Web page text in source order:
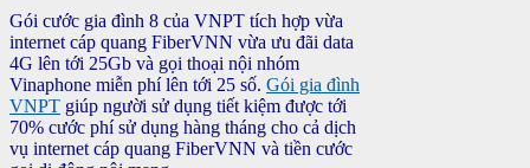
Gói cước gia đình 8 của VNPT tích hợp vừa
internet cáp quang FiberVNN vừa ưu đãi data
4G lên tới 25Gb và gọi thoại nội nhóm
Vinaphone miễn phí lên tới 25 số. Gói gia đình
VNPT giúp người sử dụng tiết kiệm được tới
70% cước phí sử dụng hàng tháng cho cả dịch
vụ internet cáp quang FiberVNN và tiền cước